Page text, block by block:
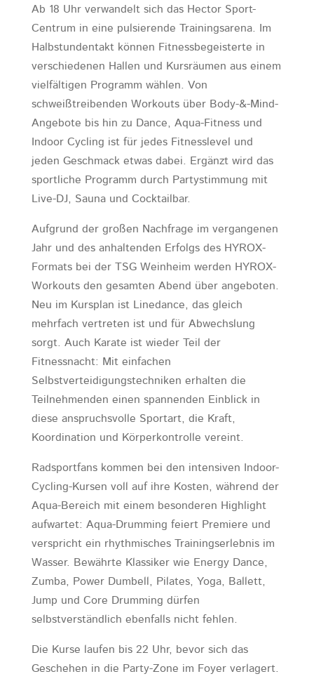
Ab 18 Uhr verwandelt sich das Hector Sport-
Centrum in eine pulsierende Trainingsarena. Im
Halbstundentakt können Fitnessbegeisterte in
verschiedenen Hallen und Kursräumen aus einem
vielfältigen Programm wählen. Von
schweißtreibenden Workouts über Body-&-Mind-
Angebote bis hin zu Dance, Aqua-Fitness und
Indoor Cycling ist für jedes Fitnesslevel und
jeden Geschmack etwas dabei. Ergänzt wird das
sportliche Programm durch Partystimmung mit
Live-DJ, Sauna und Cocktailbar.
Aufgrund der großen Nachfrage im vergangenen
Jahr und des anhaltenden Erfolgs des HYROX-
Formats bei der TSG Weinheim werden HYROX-
Workouts den gesamten Abend über angeboten.
Neu im Kursplan ist Linedance, das gleich
mehrfach vertreten ist und für Abwechslung
sorgt. Auch Karate ist wieder Teil der
Fitnessnacht: Mit einfachen
Selbstverteidigungstechniken erhalten die
Teilnehmenden einen spannenden Einblick in
diese anspruchsvolle Sportart, die Kraft,
Koordination und Körperkontrolle vereint.
Radsportfans kommen bei den intensiven Indoor-
Cycling-Kursen voll auf ihre Kosten, während der
Aqua-Bereich mit einem besonderen Highlight
aufwartet: Aqua-Drumming feiert Premiere und
verspricht ein rhythmisches Trainingserlebnis im
Wasser. Bewährte Klassiker wie Energy Dance,
Zumba, Power Dumbell, Pilates, Yoga, Ballett,
Jump und Core Drumming dürfen
selbstverständlich ebenfalls nicht fehlen.
Die Kurse laufen bis 22 Uhr, bevor sich das
Geschehen in die Party-Zone im Foyer verlagert.